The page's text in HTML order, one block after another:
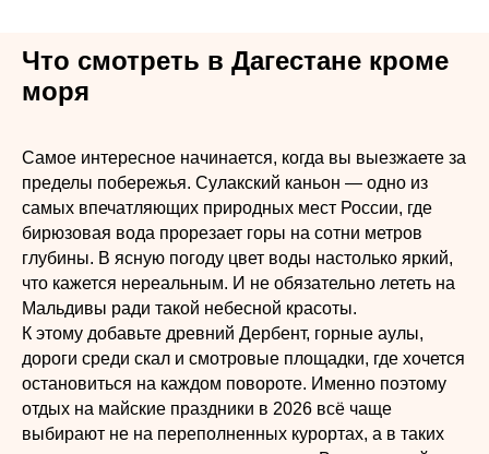
Что смотреть в Дагестане кроме
моря
Самое интересное начинается, когда вы выезжаете за
пределы побережья. Сулакский каньон — одно из
самых впечатляющих природных мест России, где
бирюзовая вода прорезает горы на сотни метров
глубины. В ясную погоду цвет воды настолько яркий,
что кажется нереальным. И не обязательно лететь на
Мальдивы ради такой небесной красоты.
К этому добавьте древний Дербент, горные аулы,
дороги среди скал и смотровые площадки, где хочется
остановиться на каждом повороте. Именно поэтому
отдых на майские праздники в 2026 всё чаще
выбирают не на переполненных курортах, а в таких